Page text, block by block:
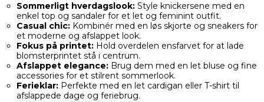
Sommerligt hverdagslook:Style knickersene med en
enkel top og sandaler for et let og feminint outfit.
Casual chic:Kombinér med en løs skjorte og sneakers for
et moderne og afslappet look.
Fokus på printet:Hold overdelen ensfarvet for at lade
blomsterprintet stå i centrum.
Afslappet elegance:Brug dem med en let bluse og fine
accessories for et stilrent sommerlook.
Ferieklar:Perfekte med en let cardigan eller T-shirt til
afslappede dage og feriebrug.